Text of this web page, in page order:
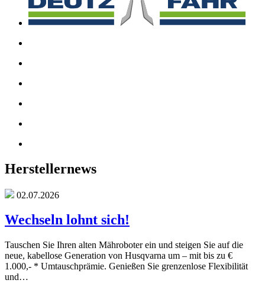
Herstellernews
02.07.2026
Wechseln lohnt sich!
Tauschen Sie Ihren alten Mähroboter ein und steigen Sie auf die
neue, kabellose Generation von Husqvarna um – mit bis zu €
1.000,- * Umtauschprämie. Genießen Sie grenzenlose Flexibilität
und…